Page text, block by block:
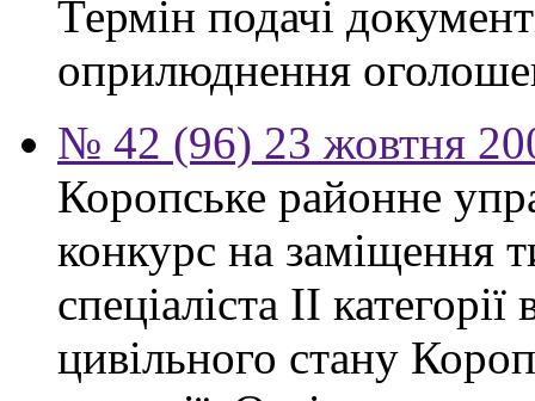
Термін подачі
оприлюднення
№ 42 (96) 23 жовтня
Коропське районне
конкурс на заміщення
спеціаліста ІІ
цивільного стану